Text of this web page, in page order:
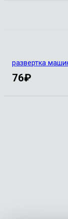
развертка
76₽